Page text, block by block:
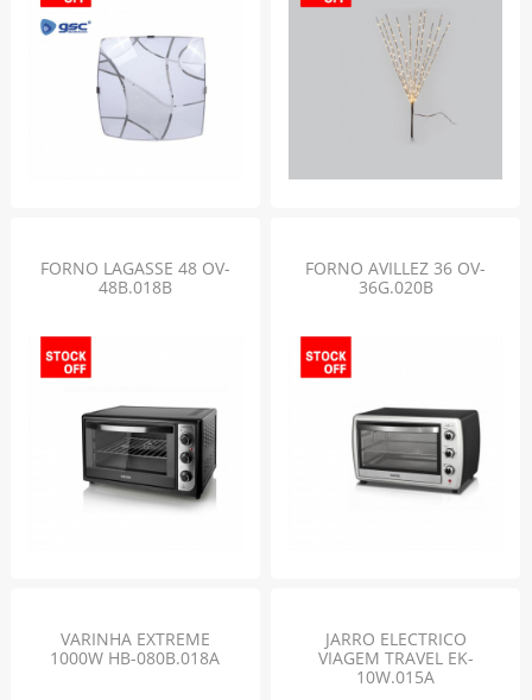
FORNO LAGASSE 48 OV-
48B.018B
FORNO AVILLEZ 36 OV-
36G.020B
VARINHA EXTREME
1000W HB-080B.018A
JARRO ELECTRICO
VIAGEM TRAVEL EK-
10W.015A